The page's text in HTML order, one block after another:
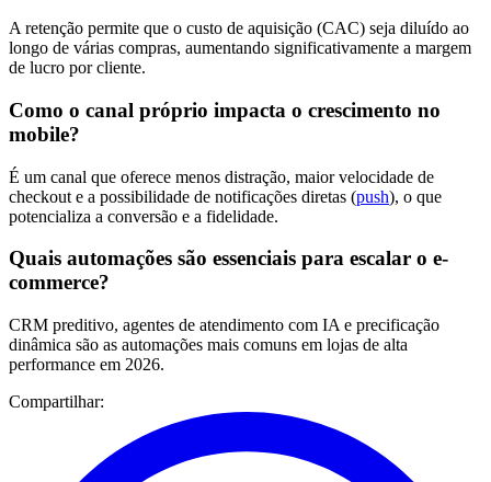
A retenção permite que o custo de aquisição (CAC) seja diluído ao
longo de várias compras, aumentando significativamente a margem
de lucro por cliente.
Como o canal próprio impacta o crescimento no
mobile?
É um canal que oferece menos distração, maior velocidade de
checkout e a possibilidade de notificações diretas (push), o que
potencializa a conversão e a fidelidade.
Quais automações são essenciais para escalar o e-
commerce?
CRM preditivo, agentes de atendimento com IA e precificação
dinâmica são as automações mais comuns em lojas de alta
performance em 2026.
Compartilhar: